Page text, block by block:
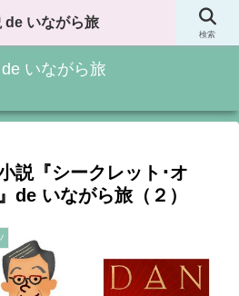
いながら旅
説『シークレット･オ
de いながら旅（２）
de いながら旅
検索